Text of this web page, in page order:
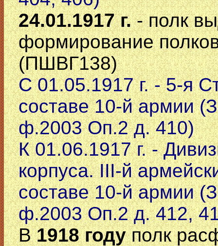
24.01.1917 г.- полк
формирование
(ПШВГ138)
С 01.05.1917 г. - 5-я
составе 10-й армии
ф.2003 Оп.2 д. 410)
К 01.06.1917 г. -
корпуса. III-й
составе 10-й армии
ф.2003 Оп.2 д. 412,
В1918 годуполк